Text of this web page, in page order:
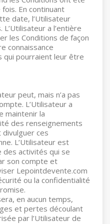
En continuant
date, l’Utilisateur
a l’entière
les Conditions de façon
connaissance
qui pourraient leur être
peut, mais n’a pas
L’Utilisateur a
maintenir la
des renseignements
ces
L’Utilisateur est
activités qui se
son compte et
Lepointdevente.com
ou la confidentialité
en aucun temps,
et pertes découlant
par l’Utilisateur de